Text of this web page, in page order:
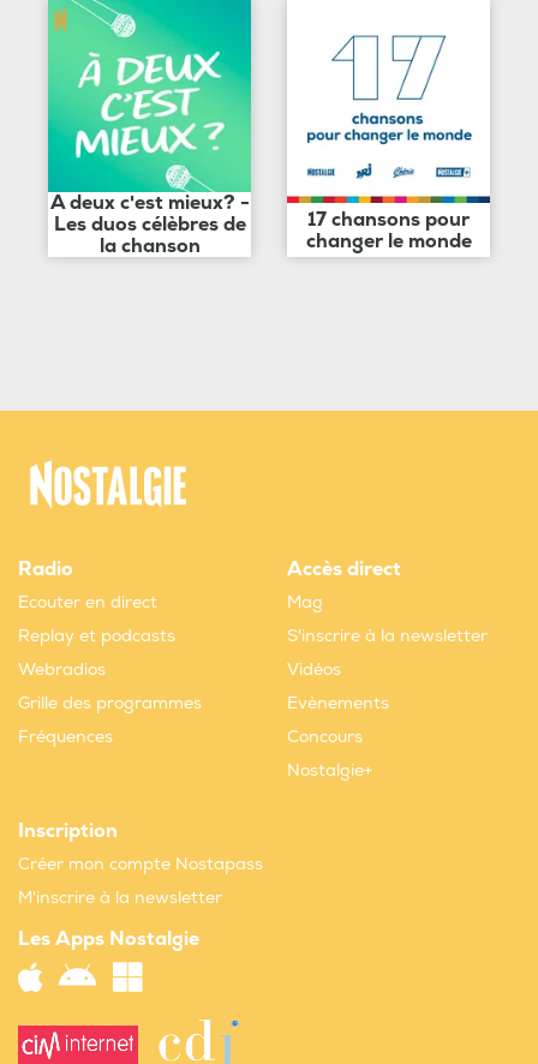
A deux c'est mieux? -
Les duos célèbres de
la chanson
17 chansons pour
changer le monde
Radio
Ecouter en direct
Replay et podcasts
Webradios
Grille des programmes
Fréquences
Accès direct
Mag
S'inscrire à la newsletter
Vidéos
Evènements
Concours
Nostalgie+
Inscription
Créer mon compte Nostapass
M'inscrire à la newsletter
Les Apps Nostalgie